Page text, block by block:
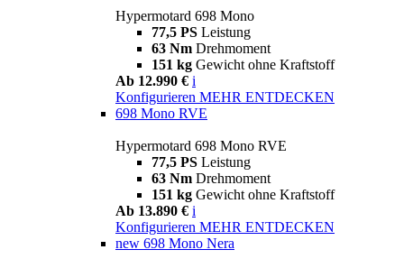
Hypermotard 698 Mono
77,5 PS Leistung
63 Nm Drehmoment
151 kg Gewicht ohne Kraftstoff
Ab 12.990 € i
Konfigurieren MEHR ENTDECKEN
698 Mono RVE
Hypermotard 698 Mono RVE
77,5 PS Leistung
63 Nm Drehmoment
151 kg Gewicht ohne Kraftstoff
Ab 13.890 € i
Konfigurieren MEHR ENTDECKEN
new 698 Mono Nera